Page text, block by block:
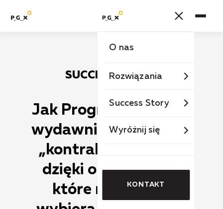
O nas
Rozwiązania
Success Story
Wyróżnij się
KONTAKT
SUCCESS STORY
Jak Prografix pomógł
wydawnictwu wygrać
„kontrakt na 3 lata”
dzięki opakowaniu,
które nauczyciel